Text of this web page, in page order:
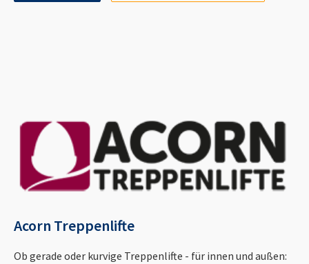
Acorn Treppenlifte
Ob gerade oder kurvige Treppenlifte - für innen und außen: